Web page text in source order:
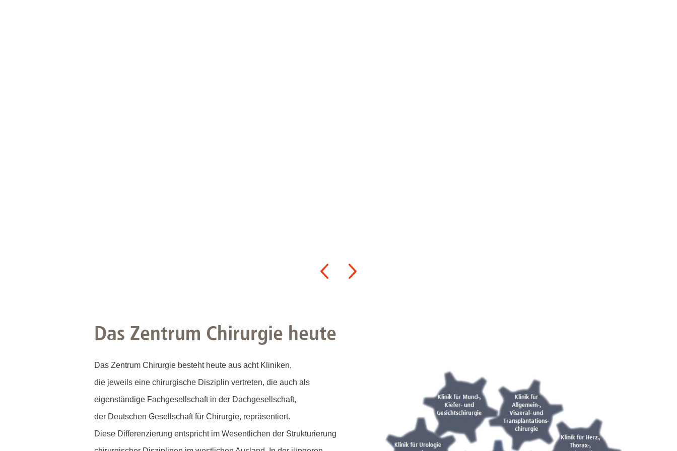
Das Zentrum Chirurgie heute
Das Zentrum Chirurgie besteht heute aus acht Kliniken,
die jeweils eine chirurgische Disziplin vertreten, die auch als
eigenständige Fachgesellschaft in der Dachgesellschaft,
der Deutschen Gesellschaft für Chirurgie, repräsentiert.
Diese Differenzierung entspricht im Wesentlichen der Strukturierung